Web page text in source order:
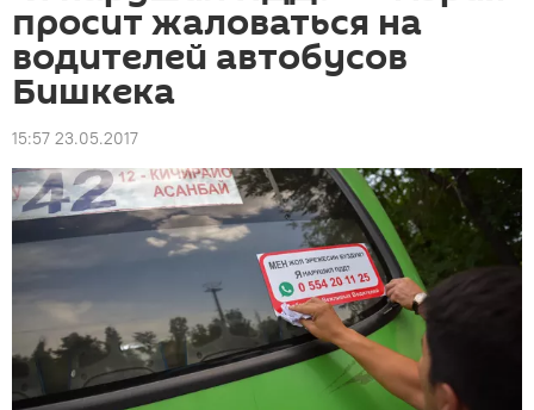
просит жаловаться на
водителей автобусов
Бишкека
15:57 23.05.2017